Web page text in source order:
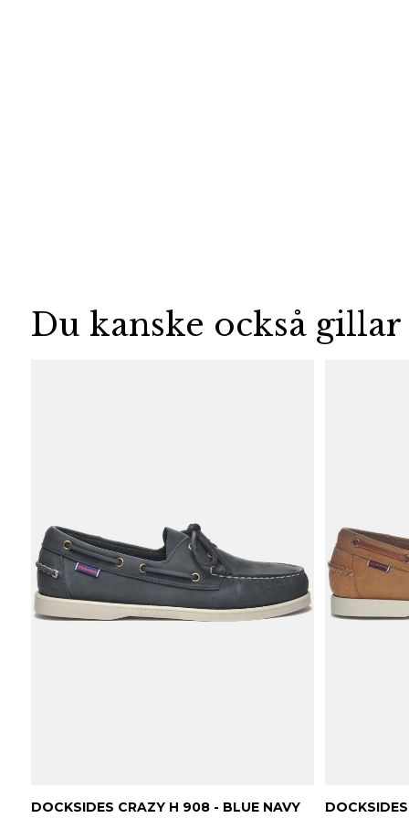
Du kanske också gillar
DOCKSIDES CRAZY H 908 - BLUE NAVY